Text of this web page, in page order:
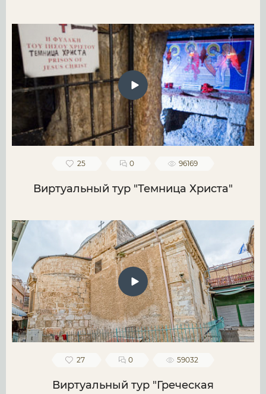
25 0 96169
Виртуальный тур "Темница Христа"
27 0 59032
Виртуальный тур "Греческая